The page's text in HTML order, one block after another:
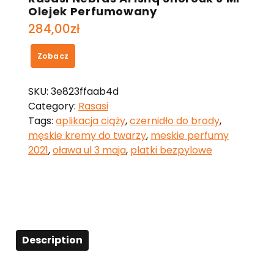
Olejek Perfumowany
284,00zł
Zobacz
SKU: 3e823ffaab4d
Category: Rasasi
Tags: aplikacja ciąży,czernidło do brody,
męskie kremy do twarzy, meskie perfumy
2021,oława ul 3 maja, platki bezpylowe
Description